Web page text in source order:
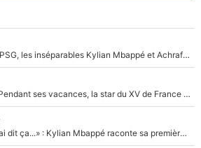
Loin du Real Madrid et du PSG, les inséparables Kylian Mbappé et Achraf Hakimi changent d'équipe le temps d'une journée !
Antoine Dupont en deuil : Pendant ses vacances, la star du XV de France a perdu sa grand-mère
«Je ne sais pas pourquoi j’ai dit ça...» : Kylian Mbappé raconte sa première rencontre avec Zinédine Zidane (et c’est très drôle)